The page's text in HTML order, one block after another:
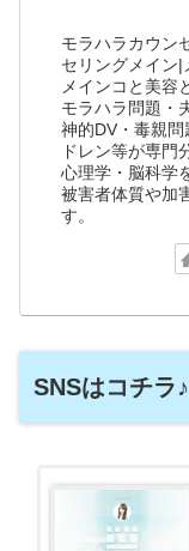
モラハラカウン
セリングメイン|
メインコと美容
モラハラ問題・
神的DV・毒親
ドレン等が専門
心理学・脳科学
被害者体質や加
す。
SNSはコチラ♪